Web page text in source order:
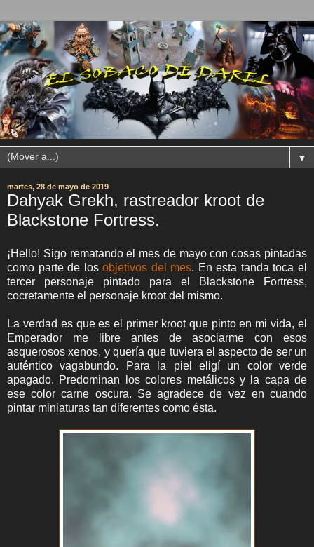
▼
martes, 28 de mayo de 2019
Dahyak Grekh, rastreador kroot de
Blackstone Fortress.
¡Hello! Sigo rematando el mes de mayo con cosas pintadas
como parte de losobjetivos del mes. En esta tanda toca el
tercer personaje pintado para el Blackstone Fortress,
cocretamente el personaje kroot del mismo.
La verdad es que es el primer kroot que pinto en mi vida, el
Emperador me libre antes de asociarme con esos
asquerosos xenos, y quería que tuviera el aspecto de ser un
auténtico vagabundo. Para la piel eligí un color verde
apagado. Predominan los colores metálicos y la capa de
ese color carne oscura. Se agradece de vez en cuando
pintar miniaturas tan diferentes como ésta.